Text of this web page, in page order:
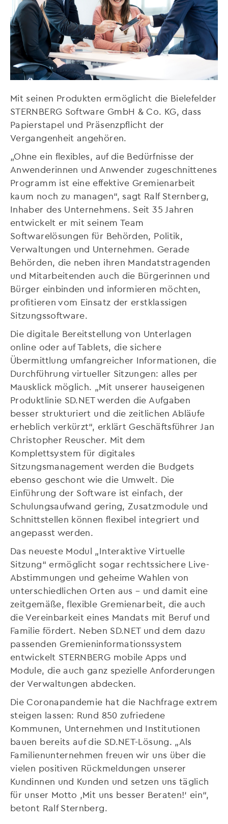
Mit seinen Produkten ermöglicht die Bielefelder
STERNBERG Software GmbH & Co. KG, dass
Papierstapel und Präsenzpflicht der
Vergangenheit angehören.
„Ohne ein flexibles, auf die Bedürfnisse der
Anwenderinnen und Anwender zugeschnittenes
Programm ist eine effektive Gremienarbeit
kaum noch zu managen“, sagt Ralf Sternberg,
Inhaber des Unternehmens. Seit 35 Jahren
entwickelt er mit seinem Team
Softwarelösungen für Behörden, Politik,
Verwaltungen und Unternehmen. Gerade
Behörden, die neben ihren Mandatstragenden
und Mitarbeitenden auch die Bürgerinnen und
Bürger einbinden und informieren möchten,
profitieren vom Einsatz der erstklassigen
Sitzungssoftware.
Die digitale Bereitstellung von Unterlagen
online oder auf Tablets, die sichere
Übermittlung umfangreicher Informationen, die
Durchführung virtueller Sitzungen: alles per
Mausklick möglich. „Mit unserer hauseigenen
Produktlinie SD.NET werden die Aufgaben
besser strukturiert und die zeitlichen Abläufe
erheblich verkürzt“, erklärt Geschäftsführer Jan
Christopher Reuscher. Mit dem
Komplettsystem für digitales
Sitzungsmanagement werden die Budgets
ebenso geschont wie die Umwelt. Die
Einführung der Software ist einfach, der
Schulungsaufwand gering, Zusatzmodule und
Schnittstellen können flexibel integriert und
angepasst werden.
Das neueste Modul „Interaktive Virtuelle
Sitzung“ ermöglicht sogar rechtssichere Live-
Abstimmungen und geheime Wahlen von
unterschiedlichen Orten aus – und damit eine
zeitgemäße, flexible Gremienarbeit, die auch
die Vereinbarkeit eines Mandats mit Beruf und
Familie fördert. Neben SD.NET und dem dazu
passenden Gremieninformationssystem
entwickelt STERNBERG mobile Apps und
Module, die auch ganz spezielle Anforderungen
der Verwaltungen abdecken.
Die Coronapandemie hat die Nachfrage extrem
steigen lassen: Rund 850 zufriedene
Kommunen, Unternehmen und Institutionen
bauen bereits auf die SD.NET-Lösung. „Als
Familienunternehmen freuen wir uns über die
vielen positiven Rückmeldungen unserer
Kundinnen und Kunden und setzen uns täglich
für unser Motto ‚Mit uns besser Beraten!‘ ein“,
betont Ralf Sternberg.